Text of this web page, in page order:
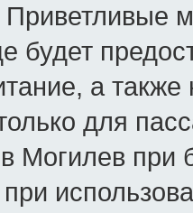
будет
а
для
Могилев при